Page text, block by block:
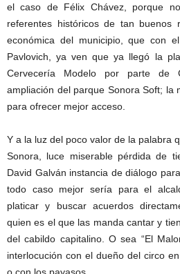
el caso de Félix Chávez, porque
referentes históricos de tan buenos
económica del municipio, que con
Pavlovich, ya ven que ya llegó la
Cervecería Modelo por parte de
ampliación del parque Sonora Soft; la
para ofrecer mejor acceso.
Y a la luz del poco valor de la palabra
Sonora, luce miserable pérdida de
David Galván instancia de diálogo
todo caso mejor sería para el
platicar y buscar acuerdos
quien es el que las manda cantar y
del cabildo capitalino. O sea “El
interlocución con el dueño del circo
o con los payasos.